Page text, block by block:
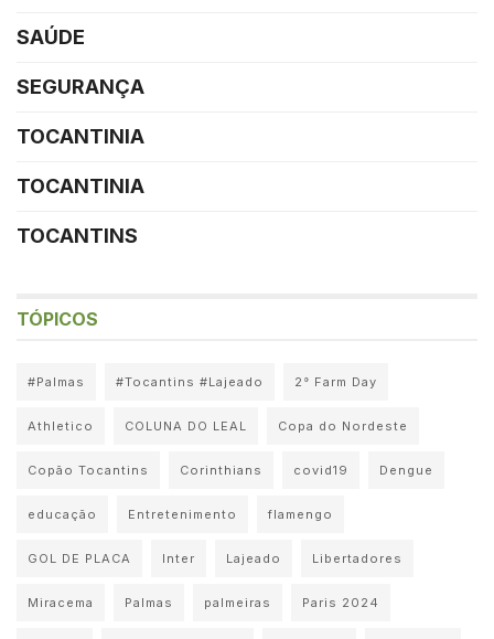
SAÚDE
SEGURANÇA
TOCANTINIA
TOCANTINIA
TOCANTINS
TÓPICOS
#Palmas #Tocantins #Lajeado 2° Farm Day
Athletico COLUNA DO LEAL Copa do Nordeste
Copão Tocantins Corinthians covid19 Dengue
educação Entretenimento flamengo
GOL DE PLACA Inter Lajeado Libertadores
Miracema Palmas palmeiras Paris 2024